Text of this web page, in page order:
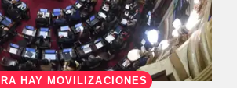
HAY MOVILIZACIONES